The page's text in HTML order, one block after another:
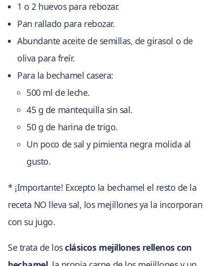
1 o 2 huevos para rebozar.
Pan rallado para rebozar.
Abundante aceite de semillas, de girasol o de
oliva para freír.
Para la bechamel casera:
500 ml de leche.
45 g de mantequilla sin sal.
50 g de harina de trigo.
Un poco de sal y pimienta negra molida al
gusto.
* ¡Importante! Excepto la bechamel el resto de la
receta NO lleva sal, los mejillones ya la incorporan
con su jugo.
Se trata de losclásicos mejillones rellenos con